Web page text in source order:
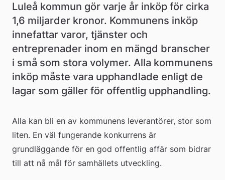
Luleå kommun gör varje år inköp för cirka
1,6 miljarder kronor. Kommunens inköp
innefattar varor, tjänster och
entreprenader inom en mängd branscher
i små som stora volymer. Alla kommunens
inköp måste vara upphandlade enligt de
lagar som gäller för offentlig upphandling.
Alla kan bli en av kommunens leverantörer, stor som
liten. En väl fungerande konkurrens är
grundläggande för en god offentlig affär som bidrar
till att nå mål för samhällets utveckling.